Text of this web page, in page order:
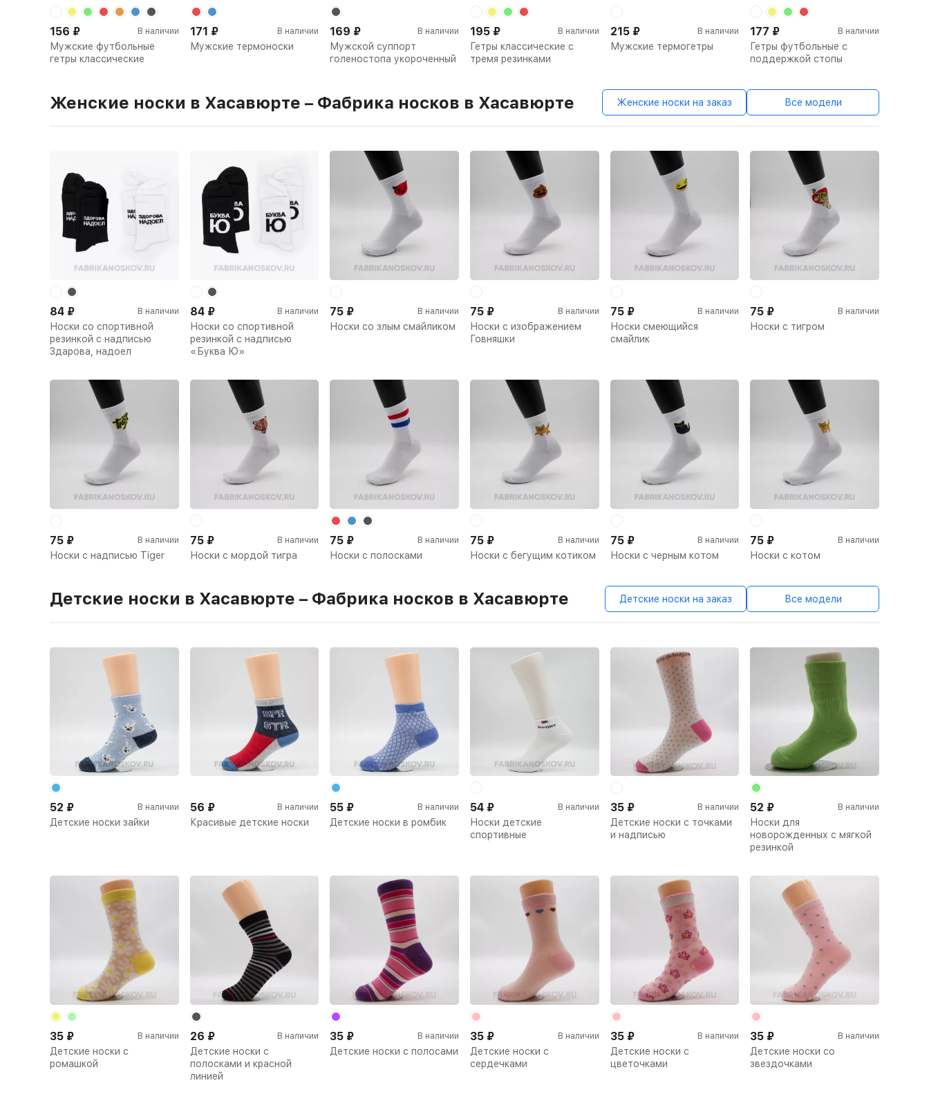
Мужские футбольные
гетры классические
156 ₽ В наличии
Мужские термоноски
171 ₽ В наличии
Мужской суппорт
голеностопа укороченный
169 ₽ В наличии
Гетры классические с
тремя резинками
195 ₽ В наличии
Мужские термогетры
215 ₽ В наличии
Гетры футбольные с
поддержкой стопы
177 ₽ В наличии
Женские носки в Хасавюрте – Фабрика носков в Хасавюрте Женские носки на заказ Все модели
Носки со спортивной
резинкой с надписью
Здарова, надоел
84 ₽ В наличии
Носки со спортивной
резинкой с надписью
«Буква Ю»
84 ₽ В наличии
Носки со злым смайликом
75 ₽ В наличии
Носки с изображением
Говняшки
75 ₽ В наличии
Носки смеющийся
смайлик
75 ₽ В наличии
Носки с тигром
75 ₽ В наличии
Носки с надписью Tiger
75 ₽ В наличии
Носки с мордой тигра
75 ₽ В наличии
Носки с полосками
75 ₽ В наличии
Носки с бегущим котиком
75 ₽ В наличии
Носки с черным котом
75 ₽ В наличии
Носки с котом
75 ₽ В наличии
Детские носки в Хасавюрте – Фабрика носков в Хасавюрте Детские носки на заказ Все модели
Детские носки зайки
52 ₽ В наличии
Красивые детские носки
56 ₽ В наличии
Детские носки в ромбик
55 ₽ В наличии
Носки детские
спортивные
54 ₽ В наличии
Детские носки с точками
и надписью
35 ₽ В наличии
Носки для
новорожденных с мягкой
резинкой
52 ₽ В наличии
Детские носки с
ромашкой
35 ₽ В наличии
Детские носки с
полосками и красной
линией
26 ₽ В наличии
Детские носки с полосами
35 ₽ В наличии
Детские носки с
сердечками
35 ₽ В наличии
Детские носки с
цветочками
35 ₽ В наличии
Детские носки со
звездочками
35 ₽ В наличии